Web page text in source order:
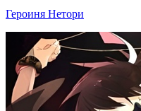
Героиня Нетори